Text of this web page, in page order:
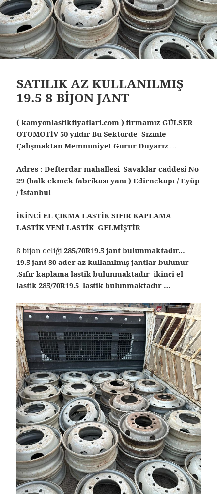
SATILIK AZ KULLANILMIŞ
19.5 8 BİJON JANT
( kamyonlastikfiyatlari.com ) firmamız GÜLSER
OTOMOTİV 50 yıldır Bu Sektörde Sizinle
Çalışmaktan Memnuniyet Gurur Duyarız …
Adres : Defterdar mahallesi Savaklar caddesi No
29 (halk ekmek fabrikası yanı ) Edirnekapı / Eyüp
/ İstanbul
İKİNCİ EL ÇIKMA LASTİK SIFIR KAPLAMA
LASTİK YENİ LASTİK GELMİŞTİR
8 bijon deliği285/70R19.5 jant bulunmaktadır…
19.5 jant 30 ader az kullanılmış jantlar bulunur
.Sıfır kaplama lastik bulunmaktadır ikinci el
lastik 285/70R19.5 lastik bulunmaktadır …